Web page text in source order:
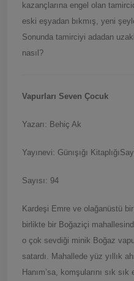
kazançlarına engel olan
eski eşyadan bıkmış, yeni
Sonunda tamirciyi adadan
nasıl?
Vapurları Seven Çocuk
Yazarı: Behiç Ak
Yayınevi: Günışığı
Sayısı: 94
Kardeşi Emre ve olağanüstü
birlikte bir Boğaziçi
o çok sevdiği minik Boğaz
satardı. Mahallede yüz yıllık
Hanım’sa, komşularını sık